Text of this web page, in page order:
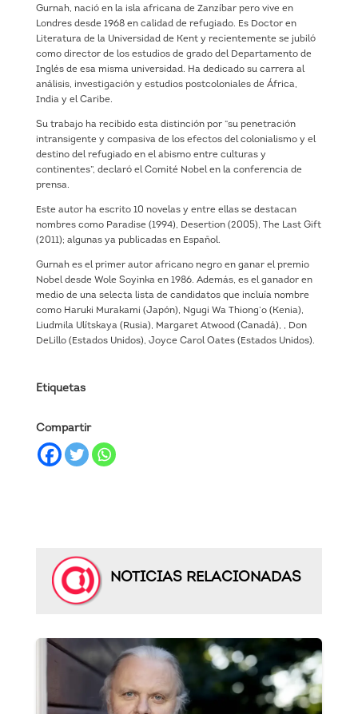
Gurnah, nació en la isla africana de Zanzíbar pero vive en
Londres desde 1968 en calidad de refugiado. Es Doctor en
Literatura de la Universidad de Kent y recientemente se jubiló
como director de los estudios de grado del Departamento de
Inglés de esa misma universidad. Ha dedicado su carrera al
análisis, investigación y estudios postcoloniales de África,
India y el Caribe.
Su trabajo ha recibido esta distinción por “su penetración
intransigente y compasiva de los efectos del colonialismo y el
destino del refugiado en el abismo entre culturas y
continentes”, declaró el Comité Nobel en la conferencia de
prensa.
Este autor ha escrito 10 novelas y entre ellas se destacan
nombres como Paradise (1994), Desertion (2005), The Last Gift
(2011); algunas ya publicadas en Español.
Gurnah es el primer autor africano negro en ganar el premio
Nobel desde Wole Soyinka en 1986. Además, es el ganador en
medio de una selecta lista de candidatos que incluía nombre
como Haruki Murakami (Japón), Ngugi Wa Thiong’o (Kenia),
Liudmila Ulítskaya (Rusia), Margaret Atwood (Canadá), , Don
DeLillo (Estados Unidos), Joyce Carol Oates (Estados Unidos).
Etiquetas
Compartir
NOTICIAS RELACIONADAS